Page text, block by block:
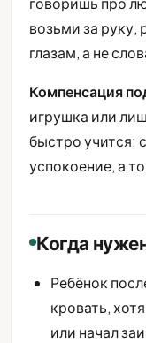
возьми за руку,
глазам, а не
Компенсация
игрушка или
быстро учится:
успокоение, а
Когда
Ребёнок
кровать,
или начал